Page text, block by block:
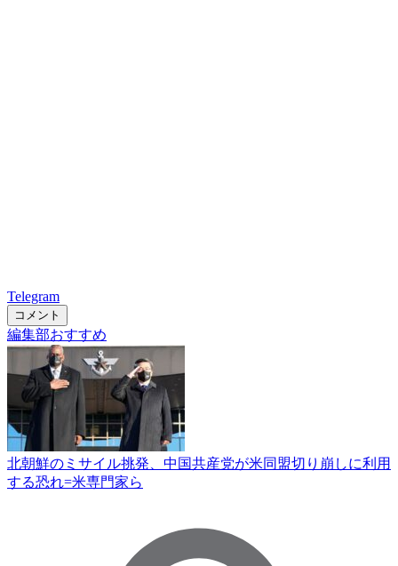
Telegram
コメント
編集部おすすめ
北朝鮮のミサイル挑発、中国共産党が米同盟切り崩しに利用
する恐れ=米専門家ら